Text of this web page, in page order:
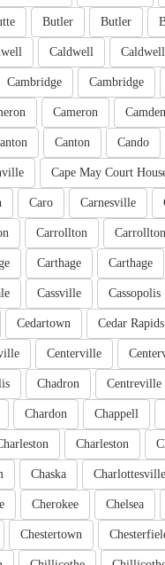
Butler
Butler
Caldwell
Caldwell
Cambridge
Cambridge
Cameron
Cando
Canton
Cape May Court
Carnesville
Caro
Carrollton
Carrollton
Carthage
Carthage
Cassopolis
Cassville
Cedar Rapids
Cedartown
Centerville
Centreville
Chadron
Chappell
Chardon
Charleston
Charlottesville
Chaska
Chelsea
Cherokee
Chestertown